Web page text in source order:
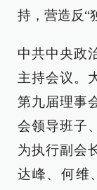
持，营造反“
中共中央政
主持会议。
第九届理事
会领导班子
为执行副会
达峰、何维